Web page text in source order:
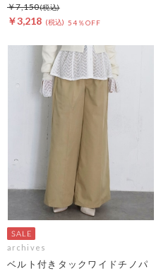
￥3,218 54％OFF
￥7,150
archives
ベルト付きタックワイドチノパ